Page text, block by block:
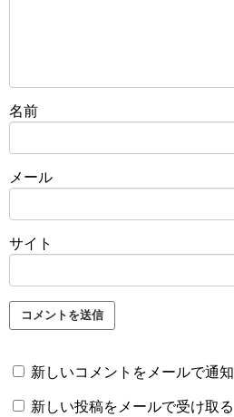
名前
メール
サイト
新しいコメントをメールで通知
新しい投稿をメールで受け取る